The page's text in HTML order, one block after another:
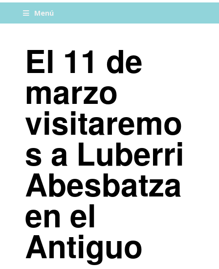
Menú
El 11 de
marzo
visitaremo
s a Luberri
Abesbatza
en el
Antiguo